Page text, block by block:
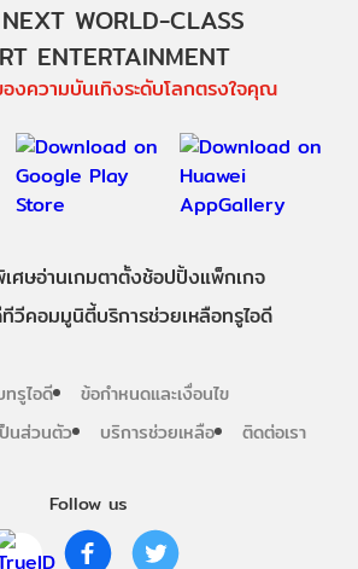
Follow us
WORLD-CLASS
ENTERTAINMENT
งความบันเทิงระดับโลกตรงใจคุณ
ศษอ่านเกมตาตั้งช้อปปิ้งแพ็กเกจ
วีคอมมูนิตี้บริการช่วยเหลือทรูไอดี
ทรูไอดี
ข้อกำหนดและเงื่อนไข
นส่วนตัว
บริการช่วยเหลือ ติดต่อเรา